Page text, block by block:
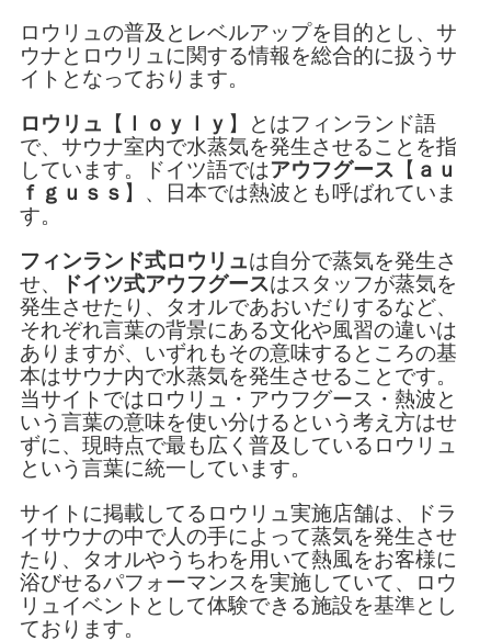
ロウリュの普及とレベルアップを目的とし、サ
ウナとロウリュに関する情報を総合的に扱うサ
イトとなっております。
ロウリュ
【 ｌｏｙｌｙ 】とはフィンランド語
で、サウナ室内で水蒸気を発生させることを指
しています。ドイツ語ではアウフグース 【 ａｕ
ｆｇｕｓｓ 】、日本では熱波とも呼ばれていま
す。
フィンランド式ロウリュは自分で蒸気を発生さ
せ、
ドイツ式アウフグースはスタッフが蒸気を
発生させたり、タオルであおいだりするなど、
それぞれ言葉の背景にある文化や風習の違いは
ありますが、いずれもその意味するところの基
本はサウナ内で水蒸気を発生させることです。
当サイトではロウリュ・アウフグース・熱波と
いう言葉の意味を使い分けるという考え方はせ
ずに、現時点で最も広く普及しているロウリュ
という言葉に統一しています。
サイトに掲載してるロウリュ実施店舗は、ドラ
イサウナの中で人の手によって蒸気を発生させ
たり、タオルやうちわを用いて熱風をお客様に
浴びせるパフォーマンスを実施していて、ロウ
リュイベントとして体験できる施設を基準とし
ております。